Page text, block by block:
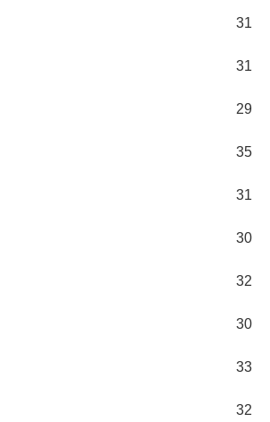
31
31
29
35
31
30
32
30
33
32